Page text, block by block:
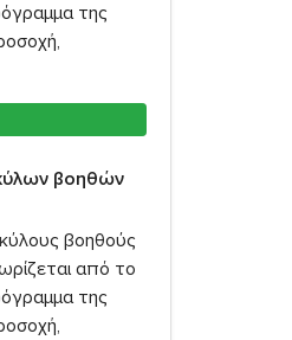
της
βοηθών
βοηθούς
από το
της